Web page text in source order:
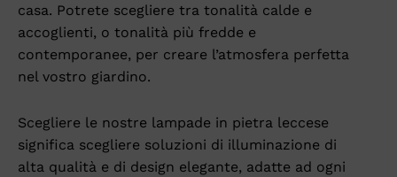
casa. Potrete scegliere tra tonalità calde e
accoglienti, o tonalità più fredde e
contemporanee, per creare l’atmosfera perfetta
nel vostro giardino.
Scegliere le nostre lampade in pietra leccese
significa scegliere soluzioni di illuminazione di
alta qualità e di design elegante, adatte ad ogni